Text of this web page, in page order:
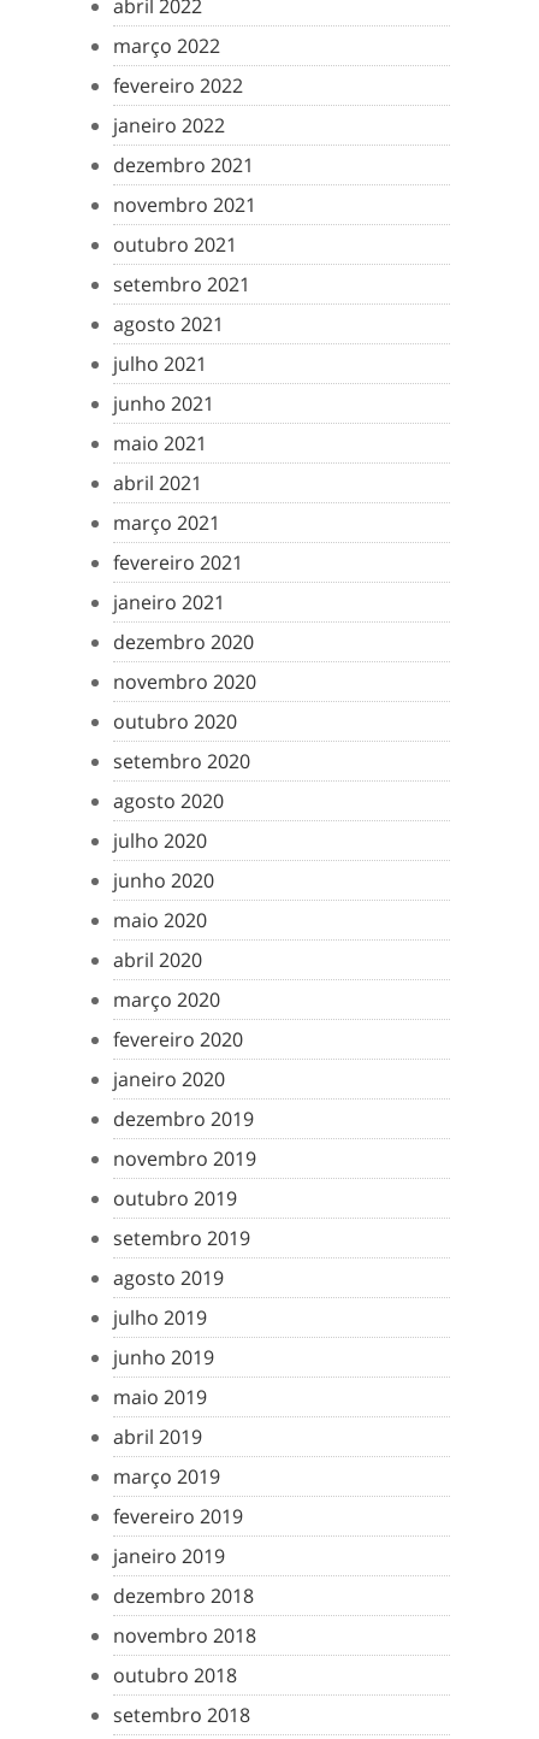
abril 2022
março 2022
fevereiro 2022
janeiro 2022
dezembro 2021
novembro 2021
outubro 2021
setembro 2021
agosto 2021
julho 2021
junho 2021
maio 2021
abril 2021
março 2021
fevereiro 2021
janeiro 2021
dezembro 2020
novembro 2020
outubro 2020
setembro 2020
agosto 2020
julho 2020
junho 2020
maio 2020
abril 2020
março 2020
fevereiro 2020
janeiro 2020
dezembro 2019
novembro 2019
outubro 2019
setembro 2019
agosto 2019
julho 2019
junho 2019
maio 2019
abril 2019
março 2019
fevereiro 2019
janeiro 2019
dezembro 2018
novembro 2018
outubro 2018
setembro 2018